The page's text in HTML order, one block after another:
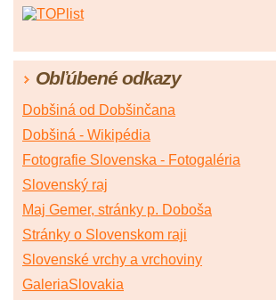
Obľúbené odkazy
Dobšiná od Dobšinčana
Dobšiná - Wikipédia
Fotografie Slovenska - Fotogaléria
Slovenský raj
Maj Gemer, stránky p. Doboša
Stránky o Slovenskom raji
Slovenské vrchy a vrchoviny
GaleriaSlovakia